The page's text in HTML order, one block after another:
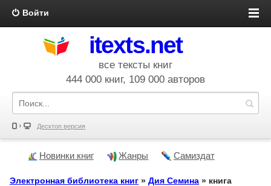
Войти
itexts.net
все тексты книг
444 000 книг, 109 000 авторов
Десктоп версия
Новинки книг Жанры Самиздат
Электронная библиотека книг » Дия Семина » книга